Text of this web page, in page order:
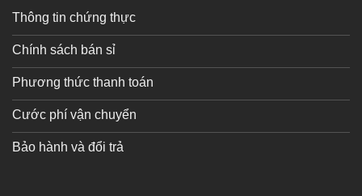
Thông tin chứng thực
Chính sách bán sỉ
Phương thức thanh toán
Cước phí vận chuyển
Bảo hành và đổi trả